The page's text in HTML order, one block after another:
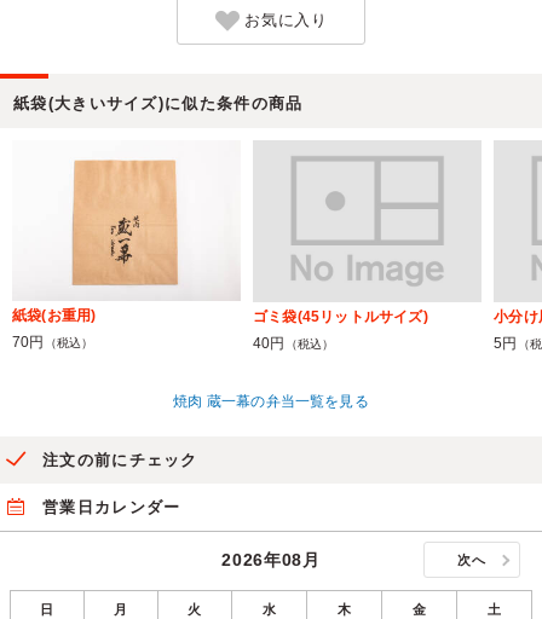
お気に入り
紙袋(大きいサイズ)に似た条件の商品
紙袋(お重用)
70円
（税込）
ゴミ袋(45リットルサイズ)
40円
（税込）
小分け
5円
（
焼肉 蔵一幕の弁当一覧を見る
注文の前にチェック
営業日カレンダー
2026年08月 次へ
日 月 火 水 木 金 土